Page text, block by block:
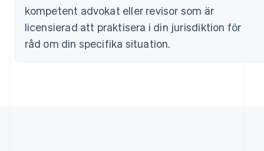
kompetent advokat eller revisor som är
licensierad att praktisera i din jurisdiktion för
råd om din specifika situation.
Estland
English
简体中文English
Finland